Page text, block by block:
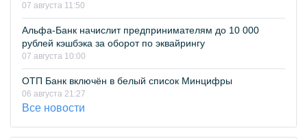
07 августа 11:50
Альфа-Банк начислит предпринимателям до 10 000
рублей кэшбэка за оборот по эквайрингу
07 августа 10:00
ОТП Банк включён в белый список Минцифры
06 августа 21:27
Все новости